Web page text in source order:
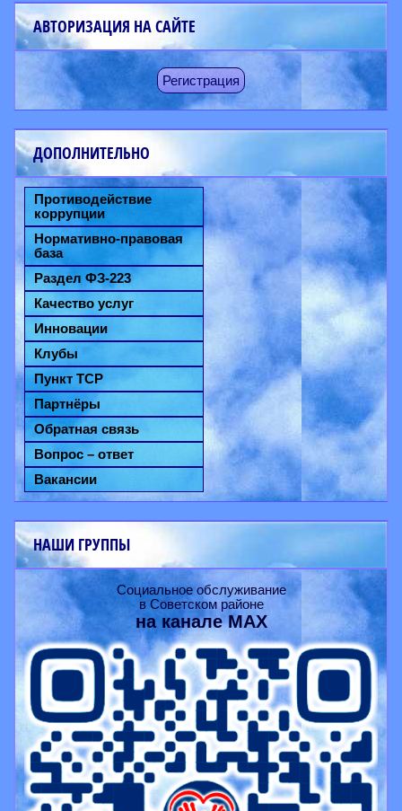
АВТОРИЗАЦИЯ НА САЙТЕ
Регистрация
ДОПОЛНИТЕЛЬНО
Противодействие
коррупции
Нормативно-правовая
база
Раздел ФЗ-223
Качество услуг
Инновации
Клубы
Пункт ТСР
Партнёры
Обратная связь
Вопрос – ответ
Вакансии
НАШИ ГРУППЫ
Социальное обслуживание
в Советском районе
на каналеMAX